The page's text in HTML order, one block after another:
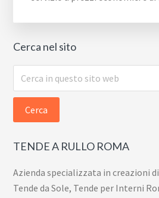
Cerca nel sito
Cerca
in
sito
TENDE A RULLO ROMA
Azienda specializzata in creazioni
Tende da Sole, Tende per Interni